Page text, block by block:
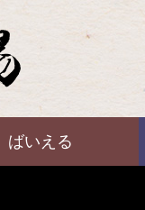
ばいえる